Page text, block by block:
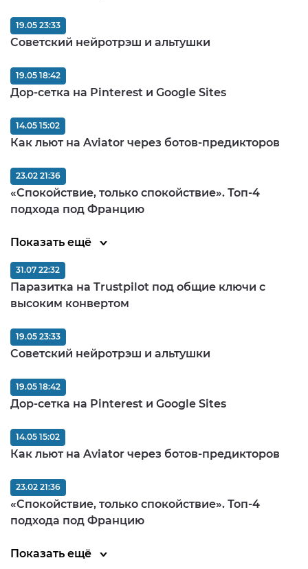
Советский нейротрэш и альтушки
19.05 23:33
Дор-сетка на Pinterest и Google Sites
19.05 18:42
Как льют на Aviator через ботов-предикторов
14.05 15:02
«Спокойствие, только спокойствие». Топ-4
подхода под Францию
23.02 21:36
Показать ещё
Паразитка на Trustpilot под общие ключи с
высоким конвертом
31.07 22:32
Советский нейротрэш и альтушки
19.05 23:33
Дор-сетка на Pinterest и Google Sites
19.05 18:42
Как льют на Aviator через ботов-предикторов
14.05 15:02
«Спокойствие, только спокойствие». Топ-4
подхода под Францию
23.02 21:36
Показать ещё